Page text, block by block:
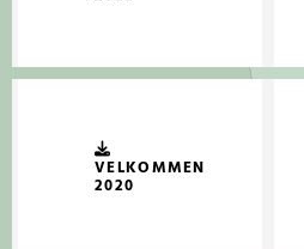
VELKOMMEN
2020